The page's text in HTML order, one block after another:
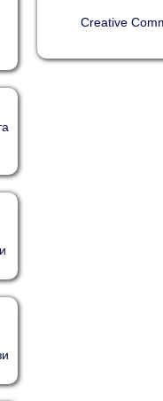
Creative